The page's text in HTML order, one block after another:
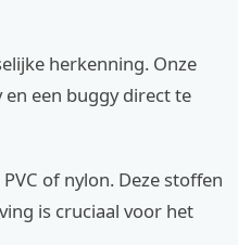
herkenning. Onze
een buggy direct te
of nylon. Deze stoffen
is cruciaal voor het